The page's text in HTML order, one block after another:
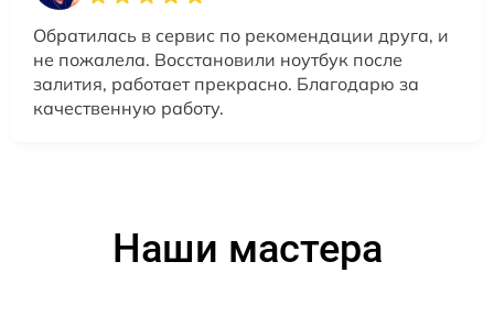
Обратилась в сервис по рекомендации друга, и
не пожалела. Восстановили ноутбук после
залития, работает прекрасно. Благодарю за
качественную работу.
Наши мастера